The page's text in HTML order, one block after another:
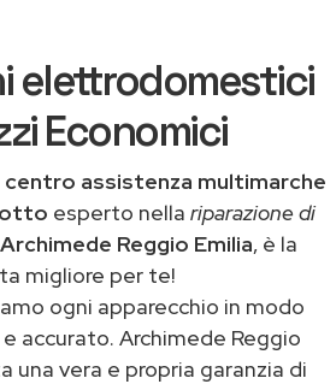
elettrodomestici
Economici
centro assistenza multimarche
esperto nella riparazione di
Archimede Reggio Emilia, è la
migliore per te!
ogni apparecchio in modo
accurato. Archimede Reggio
una vera e propria garanzia di